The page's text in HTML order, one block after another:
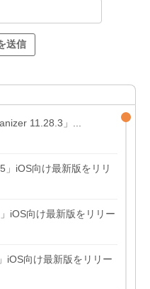
11.28.3」...
」iOS向け最新版をリリ
iOS向け最新版をリリー
iOS向け最新版をリリー